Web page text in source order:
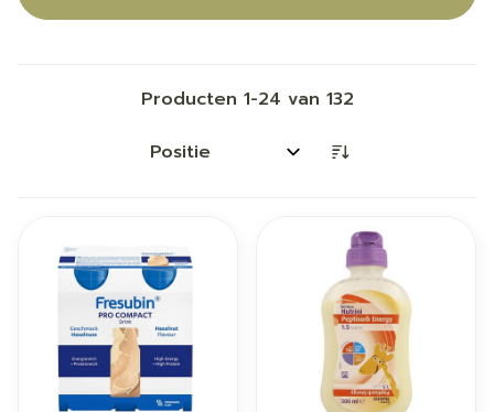
Producten 1-24 van 132
Sorteer op: